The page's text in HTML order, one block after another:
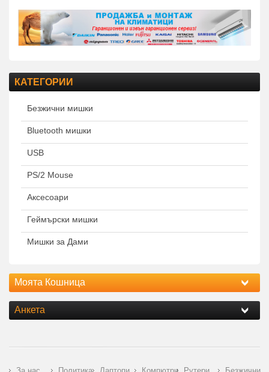
КАТЕГОРИИ
Безжични мишки
Bluetooth мишки
USB
PS/2 Mouse
Аксесоари
Геймърски мишки
Мишки за Дами
Моята Кошница
Анкета